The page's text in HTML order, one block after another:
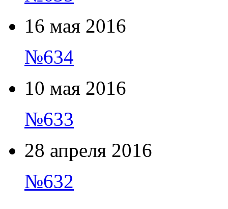
16 мая 2016
№634
10 мая 2016
№633
28 апреля 2016
№632